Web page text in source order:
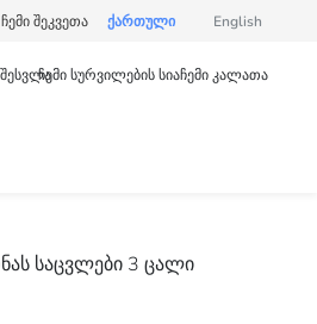
შეკვეთა ქართული English
შესვლაჩემი სურვილების სიაჩემი კალათა
საცვლები 3 ცალი